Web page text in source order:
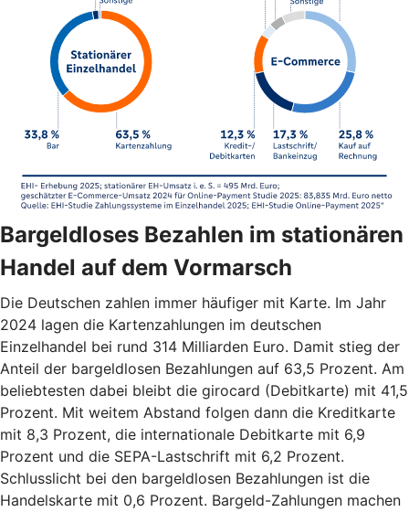
Bargeldloses Bezahlen im stationären
Handel auf dem Vormarsch
Die Deutschen zahlen immer häufiger mit Karte. Im Jahr
2024 lagen die Kartenzahlungen im deutschen
Einzelhandel bei rund 314 Milliarden Euro. Damit stieg der
Anteil der bargeldlosen Bezahlungen auf 63,5 Prozent. Am
beliebtesten dabei bleibt die girocard (Debitkarte) mit 41,5
Prozent. Mit weitem Abstand folgen dann die Kreditkarte
mit 8,3 Prozent, die internationale Debitkarte mit 6,9
Prozent und die SEPA-Lastschrift mit 6,2 Prozent.
Schlusslicht bei den bargeldlosen Bezahlungen ist die
Handelskarte mit 0,6 Prozent. Bargeld-Zahlungen machen